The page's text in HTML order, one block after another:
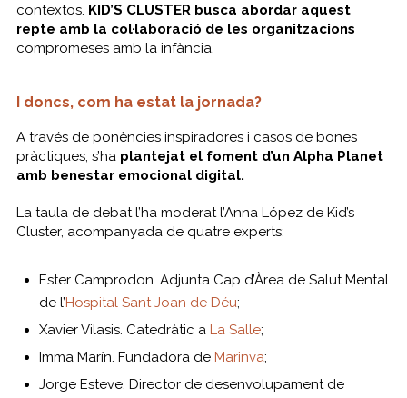
contextos. KID’S CLUSTER busca abordar aquest
repte amb la col·laboració de les organitzacions
compromeses amb la infància.
I doncs, com ha estat la jornada?
A través de ponències inspiradores i casos de bones
pràctiques, s’ha plantejat el foment d’un Alpha Planet
amb benestar emocional digital.
La taula de debat l’ha moderat l’Anna López de Kid’s
Cluster, acompanyada de quatre experts:
Ester Camprodon. Adjunta Cap d’Àrea de Salut Mental
de l’Hospital Sant Joan de Déu;
Xavier Vilasis. Catedràtic a La Salle;
Imma Marín. Fundadora de Marinva;
Jorge Esteve. Director de desenvolupament de